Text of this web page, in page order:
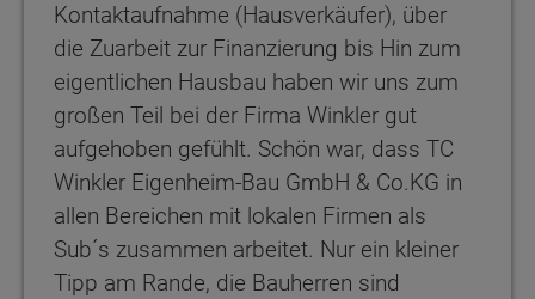
Kontaktaufnahme (Hausverkäufer), über
die Zuarbeit zur Finanzierung bis Hin zum
eigentlichen Hausbau haben wir uns zum
großen Teil bei der Firma Winkler gut
aufgehoben gefühlt. Schön war, dass TC
Winkler Eigenheim-Bau GmbH & Co.KG in
allen Bereichen mit lokalen Firmen als
Sub´s zusammen arbeitet. Nur ein kleiner
Tipp am Rande, die Bauherren sind